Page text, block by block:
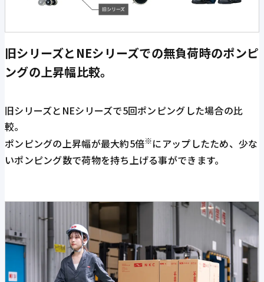
旧シリーズとNEシリーズでの無負荷時のポンピ
ングの上昇幅比較。
旧シリーズとNEシリーズで5回ポンピングした場合の比
較。
ポンピングの上昇幅が最大約5倍※にアップしたため、少な
いポンピング数で荷物を持ち上げる事ができます。